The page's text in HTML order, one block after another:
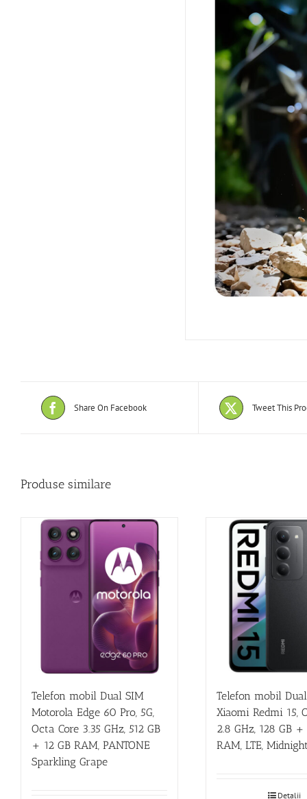
Share On Facebook Tweet This
Produse similare
Telefon mobil Dual SIM
Motorola Edge 60 Pro, 5G,
Octa Core 3.35 GHz, 512 GB
+ 12 GB RAM, PANTONE
Sparkling Grape
Telefon mobil
Xiaomi Redmi 15,
2.8 GHz, 128 GB
RAM, LTE,
Detalii